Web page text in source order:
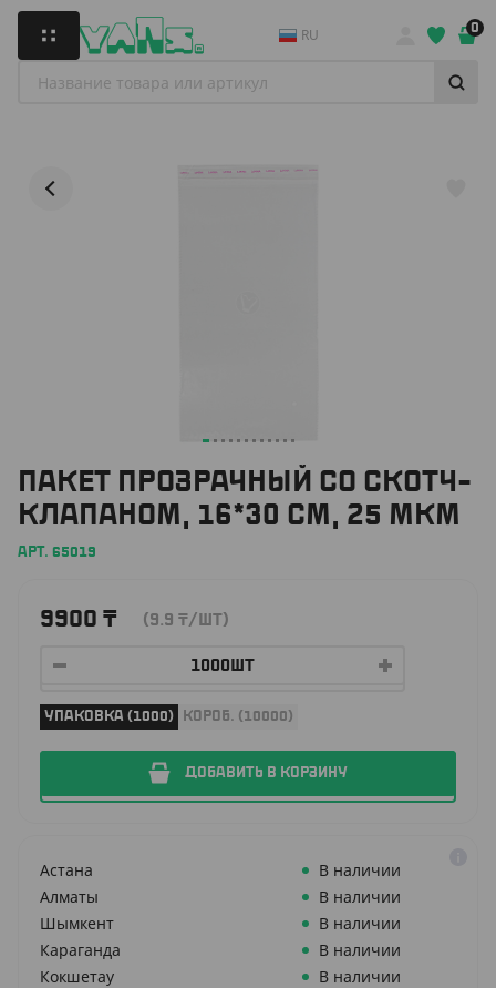
RU 0
ПАКЕТ ПРОЗРАЧНЫЙ СО СКОТЧ-
КЛАПАНОМ, 16*30 СМ, 25 МКМ
АРТ. 65019
9900 ₸ (9.9 ₸/ШТ)
УПАКОВКА (1000) КОРОБ. (10000)
ДОБАВИТЬ В КОРЗИНУ
Астана
В наличии
Алматы
В наличии
Шымкент
В наличии
Караганда
В наличии
Кокшетау
В наличии